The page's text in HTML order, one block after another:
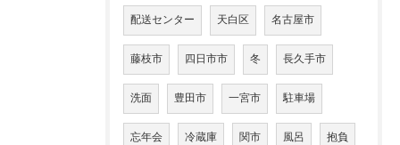
配送センター 天白区 名古屋市
藤枝市 四日市市 冬 長久手市
洗面 豊田市 一宮市 駐車場
忘年会 冷蔵庫 関市 風呂 抱負